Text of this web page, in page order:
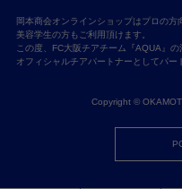
岡本商会オンラインショップはプロの方
美容学生の方もご利用頂けます。
この度、FC大阪チアチーム『AQUA』の
オフィシャルチアパートナーとしてパー
Copyright ©